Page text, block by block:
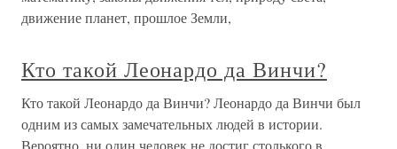
движение планет, прошлое Земли,
Кто такой Леонардо да Винчи?
Кто такой Леонардо да Винчи? Леонардо да Винчи был
одним из самых замечательных людей в истории.
Вероятно, ни один человек не достиг столького в